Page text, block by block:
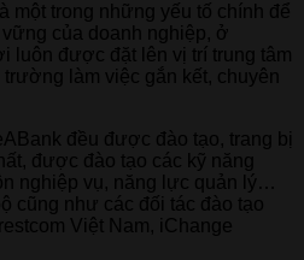
một trong những yếu tố chính để
của doanh nghiệp, ở
luôn được đặt lên vị trí trung tâm
làm việc gắn kết, chuyên
đều được đào tạo, trang bị
được đào tạo các kỹ năng
nghiệp vụ, năng lực quản lý…
cũng như các đối tác đào tạo
Việt Nam, iChange